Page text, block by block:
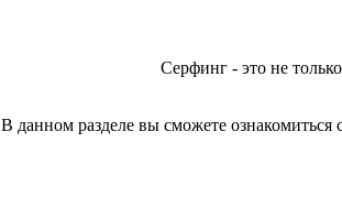
Серфинг - это не
В данном разделе вы сможете